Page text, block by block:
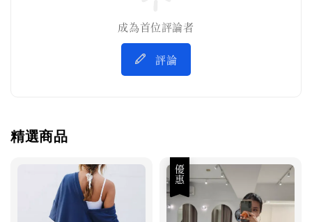
成為首位評論者
評論
精選商品
優惠